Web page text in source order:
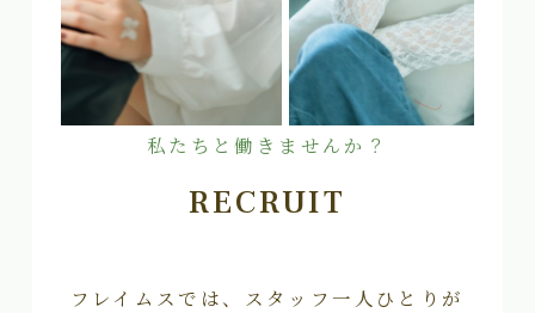
私たちと働きませんか？
RECRUIT
フレイムスでは、スタッフ一人ひとりが